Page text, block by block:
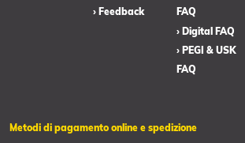
› Feedback
FAQ
› Digital FAQ
› PEGI & USK
FAQ
Metodi di pagamento online e spedizione